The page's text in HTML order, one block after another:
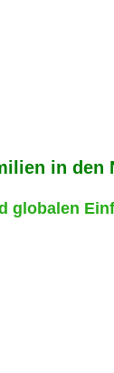
in den
globalen